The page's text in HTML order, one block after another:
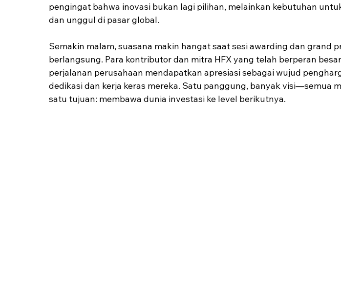
pengingat bahwa inovasi bukan lagi pilihan, melainkan kebutuhan
dan unggul di pasar global.
Semakin malam, suasana makin hangat saat sesi awarding dan grand
berlangsung. Para kontributor dan mitra HFX yang telah berperan
perjalanan perusahaan mendapatkan apresiasi sebagai wujud
dedikasi dan kerja keras mereka. Satu panggung, banyak visi—semua
satu tujuan: membawa dunia investasi ke level berikutnya.